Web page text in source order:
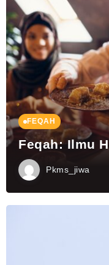
FEQAH
Feqah: Ilmu
Pkms_jiwa